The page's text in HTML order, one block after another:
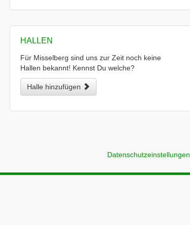
HALLEN
Für Misselberg sind uns zur Zeit noch keine
Hallen bekannt! Kennst Du welche?
Halle hinzufügen
Datenschutzeinstellungen